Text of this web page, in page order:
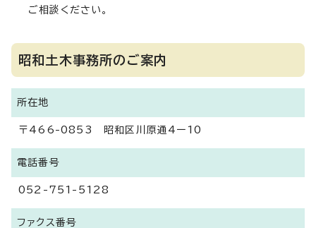
ご相談ください。
昭和土木事務所のご案内
所在地
〒466-0853 昭和区川原通4ー10
電話番号
052-751-5128
ファクス番号